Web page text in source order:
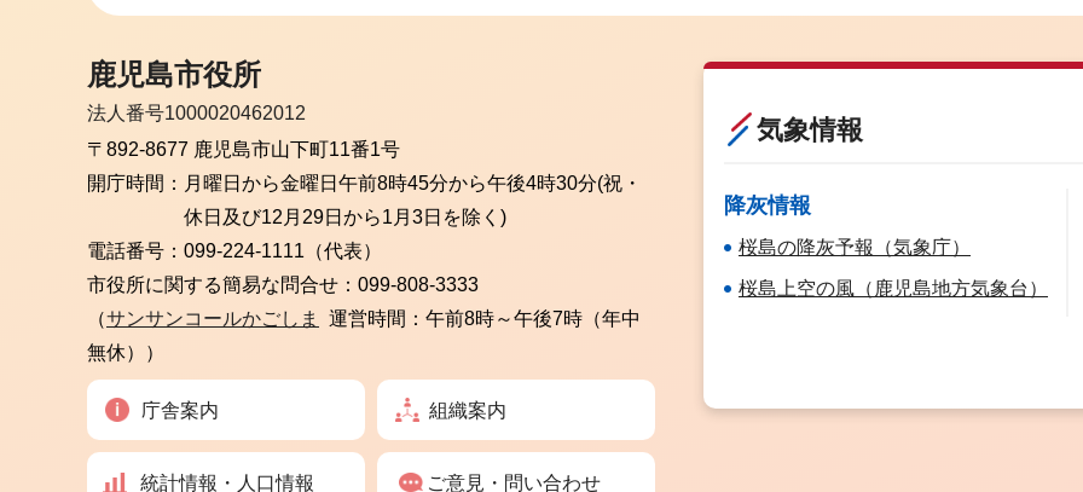
鹿児島市役所
法人番号1000020462012
〒892-8677 鹿児島市山下町11番1号
開庁時間： 月曜日から金曜日 午前8時45分から午後4時30分(祝・
休日及び12月29日から1月3日を除く)
電話番号： 099-224-1111（代表）
市役所に関する簡易な問合せ： 099-808-3333
（サンサンコールかごしま
運営時間：午前8時～午後7時（年中
無休））
庁舎案内 組織案内
統計情報・人口情報 ご意見・問い合わせ
気象情報
降灰情報
桜島の降灰予報（気象庁）
桜島上空の風（鹿児島地方気象台）